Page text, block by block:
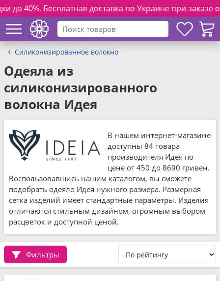
доставка по Украине при заказе от 3000 грн.
Силиконизированное волокно
Одеяла из
силиконизированного
волокна Идея
В нашем интернет-магазине
доступны 84 товара
производителя Идея по
цене от 450 до 8690 гривен.
Воспользовавшись нашим каталогом, вы сможете
подобрать одеяло Идея нужного размера. Размерная
сетка изделий имеет стандартные параметры. Изделия
отличаются стильным дизайном, огромным выбором
расцветок и доступной ценой.
Фильтры